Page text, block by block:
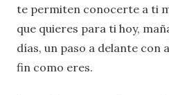
te permiten conocerte a ti
que quieres para ti hoy,
días, un paso a delante con
fin como eres.